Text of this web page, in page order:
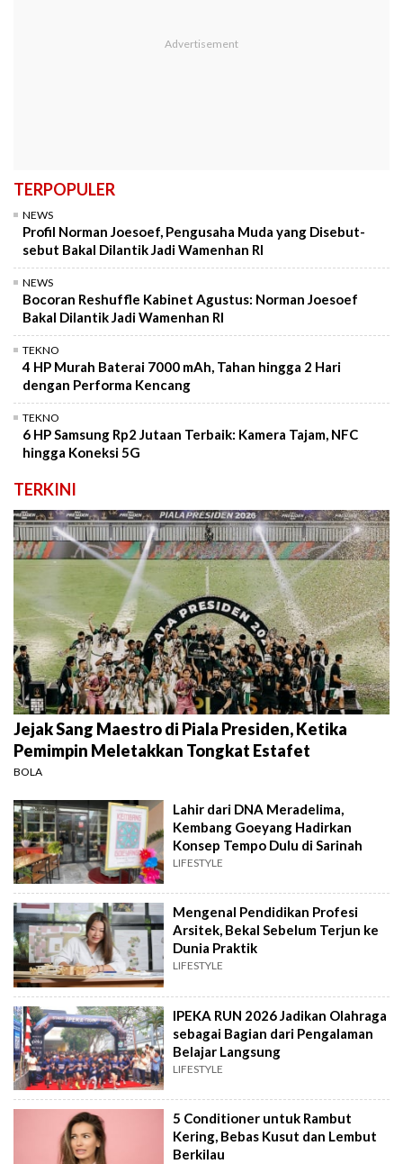
TERPOPULER
NEWS
Profil Norman Joesoef, Pengusaha Muda yang Disebut-
sebut Bakal Dilantik Jadi Wamenhan RI
NEWS
Bocoran Reshuffle Kabinet Agustus: Norman Joesoef
Bakal Dilantik Jadi Wamenhan RI
TEKNO
4 HP Murah Baterai 7000 mAh, Tahan hingga 2 Hari
dengan Performa Kencang
TEKNO
6 HP Samsung Rp2 Jutaan Terbaik: Kamera Tajam, NFC
hingga Koneksi 5G
TERKINI
Jejak Sang Maestro di Piala Presiden, Ketika
Pemimpin Meletakkan Tongkat Estafet
BOLA
Lahir dari DNA Meradelima,
Kembang Goeyang Hadirkan
Konsep Tempo Dulu di Sarinah
LIFESTYLE
Mengenal Pendidikan Profesi
Arsitek, Bekal Sebelum Terjun ke
Dunia Praktik
LIFESTYLE
IPEKA RUN 2026 Jadikan Olahraga
sebagai Bagian dari Pengalaman
Belajar Langsung
LIFESTYLE
5 Conditioner untuk Rambut
Kering, Bebas Kusut dan Lembut
Berkilau